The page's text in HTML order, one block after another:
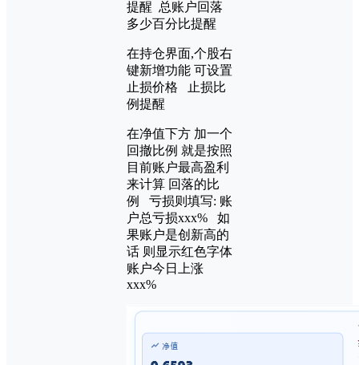
提醒 总账户回落
多少百分比提醒
在持仓界面,个股右
键新增功能 可设置
止损价格 止损比
例提醒
在净值下方 加一个
回撤比例 就是按照
目前账户最高盈利
来计算 回落的比
例 亏损则填写: 账
户总亏损xxx% 如
果账户是创新高的
话 则显示红色字体
账户今日上涨
xxx%